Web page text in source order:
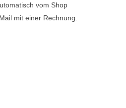
vom Shop
mit einer Rechnung.